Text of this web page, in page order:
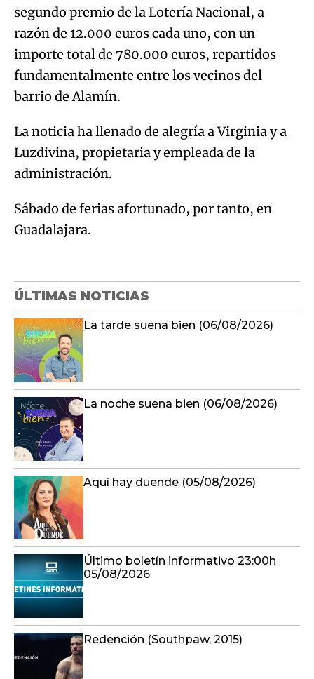
segundo premio de la Lotería Nacional, a
razón de 12.000 euros cada uno, con un
importe total de 780.000 euros, repartidos
fundamentalmente entre los vecinos del
barrio de Alamín.
La noticia ha llenado de alegría a Virginia y a
Luzdivina, propietaria y empleada de la
administración.
Sábado de ferias afortunado, por tanto, en
Guadalajara.
ÚLTIMAS NOTICIAS
La tarde suena bien (06/08/2026)
La noche suena bien (06/08/2026)
Aquí hay duende (05/08/2026)
Último boletín informativo 23:00h
05/08/2026
Redención (Southpaw, 2015)